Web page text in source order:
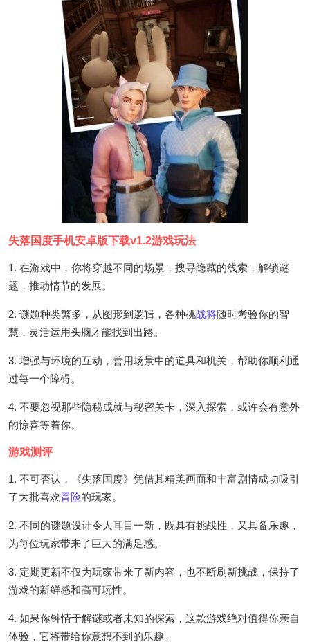
失落国度手机安卓版下载v1.2游戏玩法
1. 在游戏中，你将穿越不同的场景，搜寻隐藏的线索，解锁谜
题，推动情节的发展。
2. 谜题种类繁多，从图形到逻辑，各种挑战将随时考验你的智
慧，灵活运用头脑才能找到出路。
3. 增强与环境的互动，善用场景中的道具和机关，帮助你顺利通
过每一个障碍。
4. 不要忽视那些隐秘成就与秘密关卡，深入探索，或许会有意外
的惊喜等着你。
游戏测评
1. 不可否认，《失落国度》凭借其精美画面和丰富剧情成功吸引
了大批喜欢冒险的玩家。
2. 不同的谜题设计令人耳目一新，既具有挑战性，又具备乐趣，
为每位玩家带来了巨大的满足感。
3. 定期更新不仅为玩家带来了新内容，也不断刷新挑战，保持了
游戏的新鲜感和高可玩性。
4. 如果你钟情于解谜或者未知的探索，这款游戏绝对值得你亲自
体验，它将带给你意想不到的乐趣。